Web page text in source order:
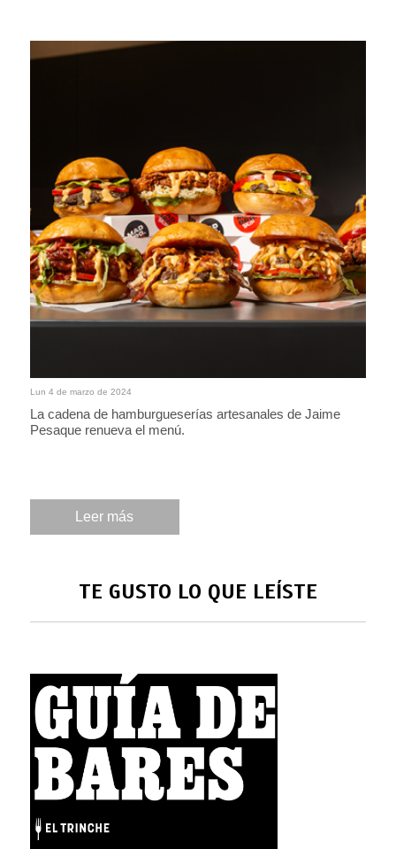
Lun 4 de marzo de 2024
La cadena de hamburgueserías artesanales de Jaime
Pesaque renueva el menú.
Leer más
TE GUSTO LO QUE LEÍSTE